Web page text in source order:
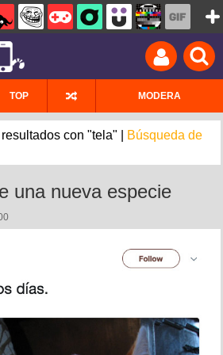
TOP MODERA
con "tela" |
Búsqueda de
una nueva especie